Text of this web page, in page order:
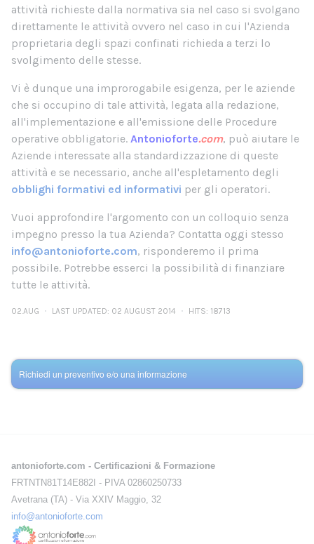
attività richieste dalla normativa sia nel caso si svolgano
direttamente le attività ovvero nel caso in cui l'Azienda
proprietaria degli spazi confinati richieda a terzi lo
svolgimento delle stesse.
Vi è dunque una improrogabile esigenza, per le aziende
che si occupino di tale attività, legata alla redazione,
all'implementazione e all'emissione delle Procedure
operative obbligatorie. Antonioforte.com, può aiutare le
Aziende interessate alla standardizzazione di queste
attività e se necessario, anche all'espletamento degli
obblighi formativi ed informativi per gli operatori.
Vuoi approfondire l'argomento con un colloquio senza
impegno presso la tua Azienda? Contatta oggi stesso
info@antonioforte.com, risponderemo il prima
possibile. Potrebbe esserci la possibilità di finanziare
tutte le attività.
02.AUG LAST UPDATED: 02 AUGUST 2014 HITS: 18713
Richiedi un preventivo e/o una informazione
antonioforte.com - Certificazioni & Formazione
FRTNTN81T14E882I - PIVA 02860250733
Avetrana (TA) - Via XXIV Maggio, 32
info@antonioforte.com